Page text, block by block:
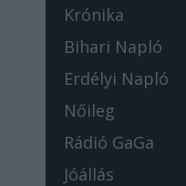
Krónika
Bihari Napló
Erdélyi Napló
Nőileg
Rádió GaGa
Jóállás